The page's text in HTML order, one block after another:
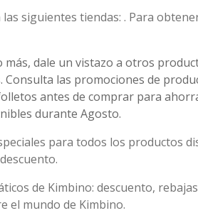
siguientes tiendas: . Para
dale un vistazo a otros
las promociones de
antes de comprar para
durante Agosto.
para todos los productos
de Kimbino: descuento,
el mundo de Kimbino.